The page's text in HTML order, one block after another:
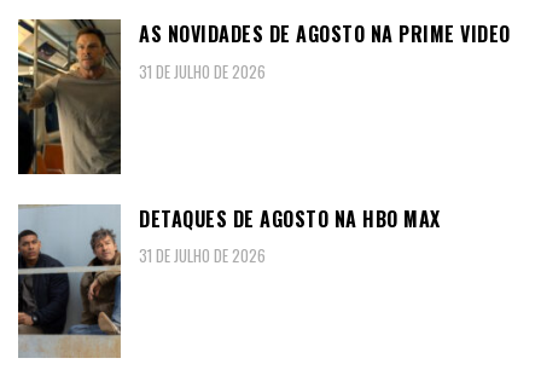
AS NOVIDADES DE AGOSTO NA PRIME VIDEO
31 DE JULHO DE 2026
DETAQUES DE AGOSTO NA HBO MAX
31 DE JULHO DE 2026